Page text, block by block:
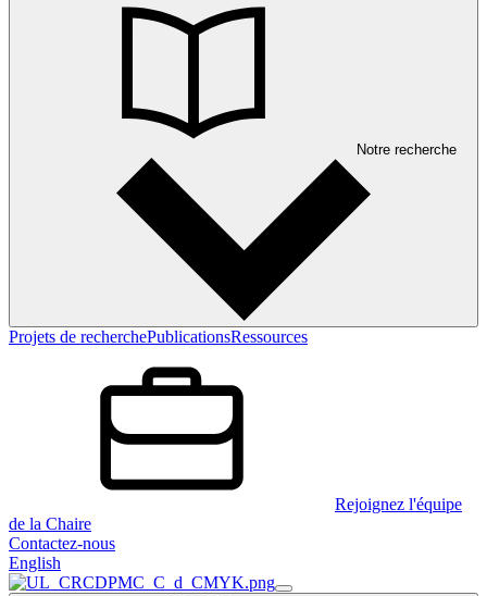
Notre recherche
Projets de recherchePublicationsRessources
Rejoignez l'équipe
de la Chaire
Contactez-nous
English